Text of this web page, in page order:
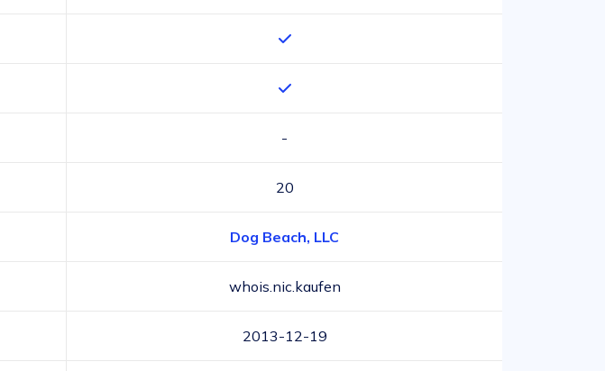
-
20
Dog Beach, LLC
whois.nic.kaufen
2013-12-19